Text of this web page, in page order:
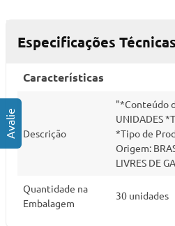
Especificações Técnicas
Características
Descrição
"*Conteúdo
UNIDADES
*Tipo de
Origem:
LIVRES DE
Quantidade na
Embalagem
30 unidades